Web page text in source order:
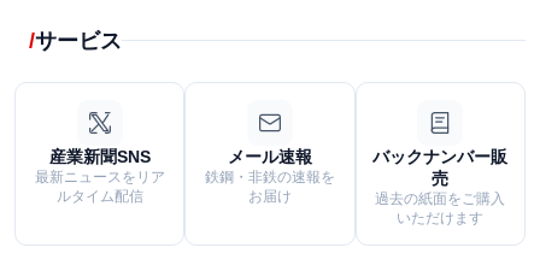
サービス
産業新聞SNS
最新ニュースをリア
ルタイム配信
メール速報
鉄鋼・非鉄の速報を
お届け
バックナンバー販
売
過去の紙面をご購入
いただけます